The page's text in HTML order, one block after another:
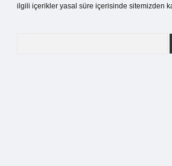
ilgili içerikler yasal süre içerisinde sitemizden